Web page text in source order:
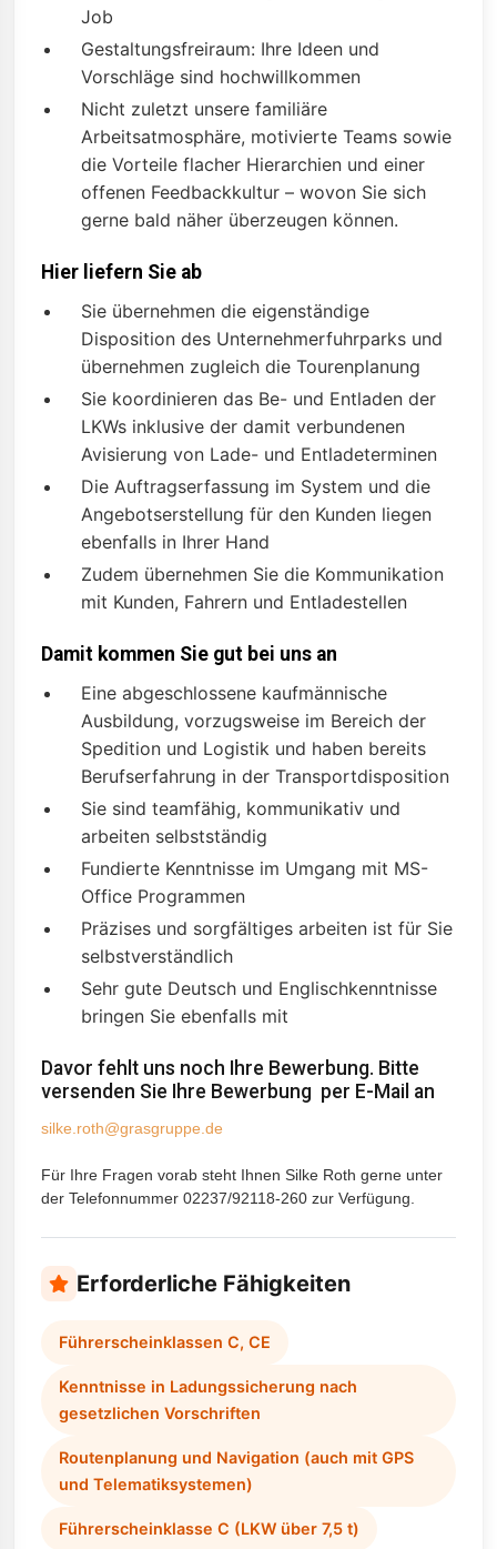
Job
Gestaltungsfreiraum: Ihre Ideen und
Vorschläge sind hochwillkommen
Nicht zuletzt unsere familiäre
Arbeitsatmosphäre, motivierte Teams sowie
die Vorteile flacher Hierarchien und einer
offenen Feedbackkultur – wovon Sie sich
gerne bald näher überzeugen können.
Hier liefern Sie ab
Sie übernehmen die eigenständige
Disposition des Unternehmerfuhrparks und
übernehmen zugleich die Tourenplanung
Sie koordinieren das Be- und Entladen der
LKWs inklusive der damit verbundenen
Avisierung von Lade- und Entladeterminen
Die Auftragserfassung im System und die
Angebotserstellung für den Kunden liegen
ebenfalls in Ihrer Hand
Zudem übernehmen Sie die Kommunikation
mit Kunden, Fahrern und Entladestellen
Damit kommen Sie gut bei uns an
Eine abgeschlossene kaufmännische
Ausbildung, vorzugsweise im Bereich der
Spedition und Logistik und haben bereits
Berufserfahrung in der Transportdisposition
Sie sind teamfähig, kommunikativ und
arbeiten selbstständig
Fundierte Kenntnisse im Umgang mit MS-
Office Programmen
Präzises und sorgfältiges arbeiten ist für Sie
selbstverständlich
Sehr gute Deutsch und Englischkenntnisse
bringen Sie ebenfalls mit
Davor fehlt uns noch Ihre Bewerbung. Bitte
versenden Sie Ihre Bewerbung per E-Mail an
silke.roth@grasgruppe.de
Für Ihre Fragen vorab steht Ihnen Silke Roth gerne unter
der Telefonnummer 02237/92118-260 zur Verfügung.
Erforderliche Fähigkeiten
Führerscheinklassen C, CE
Kenntnisse in Ladungssicherung nach
gesetzlichen Vorschriften
Routenplanung und Navigation (auch mit GPS
und Telematiksystemen)
Führerscheinklasse C (LKW über 7,5 t)